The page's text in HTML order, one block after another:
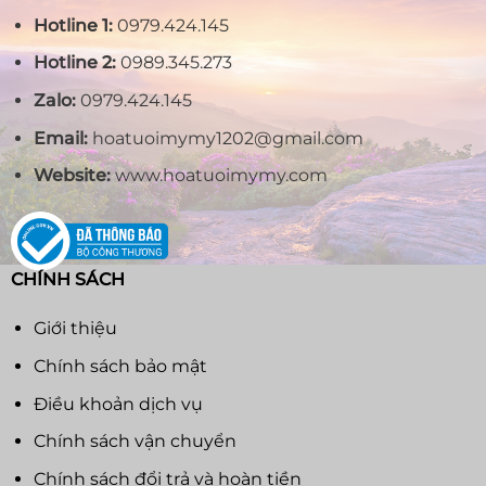
Hotline 1:0979.424.145
Hotline 2:0989.345.273
Zalo:0979.424.145
Email:hoatuoimymy1202@gmail.com
Website:www.hoatuoimymy.com
CHÍNH SÁCH
Giới thiệu
Chính sách bảo mật
Điều khoản dịch vụ
Chính sách vận chuyển
Chính sách đổi trả và hoàn tiền